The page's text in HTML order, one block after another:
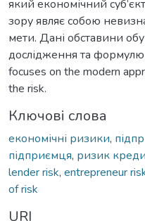
який економічний
зору являє собою
мети. Дані обставини
дослідження та
focuses on the modern
the risk.
Ключові слова
економічні ризики,
підприємця, ризик
lender risk, entrepreneur
of risk
URI